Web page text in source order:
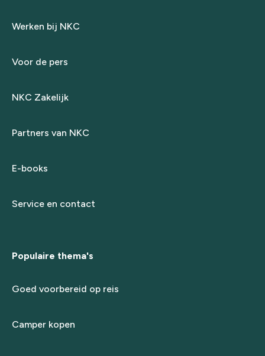
Werken bij NKC
Voor de pers
NKC Zakelijk
Partners van NKC
E-books
Service en contact
Populaire thema's
Goed voorbereid op reis
Camper kopen